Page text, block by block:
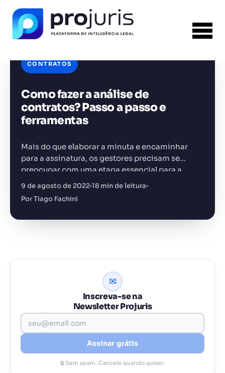
CONTRATOS
Como fazer a análise de
contratos? Passo a passo e
ferramentas
Mais do que elaborar a minuta e encaminhar
para a assinatura, os gestores precisam se
preocupar com uma etapa essencial para a
segurança jurídica de qualquer negócio.
Estamos falando da análise de…
9 de agosto de 2022 18 min de leitura
Por Tiago Fachini
✉
Inscreva-se na
Newsletter Projuris
Assinar grátis
🔒 Sem spam. Cancele quando quiser.
FERRAMENTA RECOMENDADA PARA ESTE
CONTEÚDO
Gerador de Petição
+14.000 juristas